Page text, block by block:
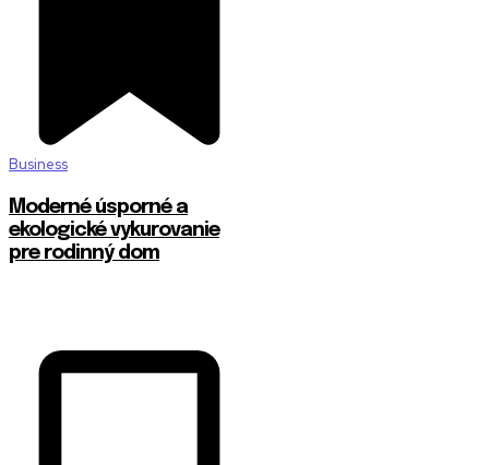
Business
Moderné úsporné a
ekologické vykurovanie
pre rodinný dom